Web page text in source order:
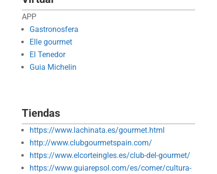
APP
Gastronosfera
Elle gourmet
El Tenedor
Guia Michelin
Tiendas
https://www.lachinata.es/gourmet.html
http://www.clubgourmetspain.com/
https://www.elcorteingles.es/club-del-gourmet/
https://www.guiarepsol.com/es/comer/cultura-